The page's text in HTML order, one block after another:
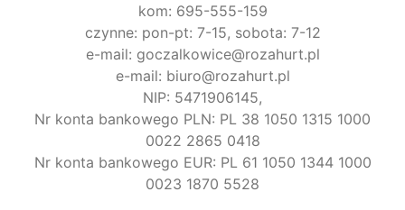
kom: 695-555-159
czynne: pon-pt: 7-15, sobota: 7-12
e-mail: goczalkowice@rozahurt.pl
e-mail: biuro@rozahurt.pl
NIP: 5471906145,
Nr konta bankowego PLN: PL 38 1050 1315 1000
0022 2865 0418
Nr konta bankowego EUR: PL 61 1050 1344 1000
0023 1870 5528